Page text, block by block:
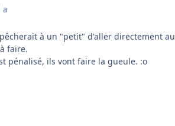
a
à un "petit" d'aller directement
faire.
pénalisé, ils vont faire la gueule. :o